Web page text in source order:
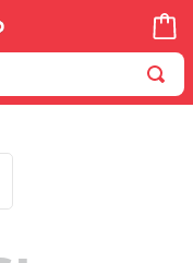
MAIS BUSCADOS